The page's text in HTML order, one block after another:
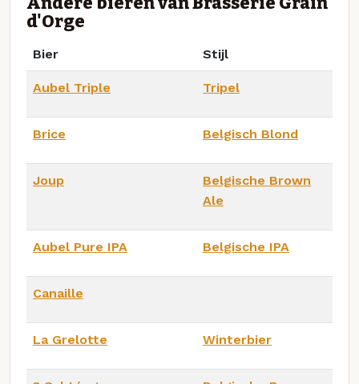
d'Orge
Bier Stijl
Aubel Triple Tripel
Brice Belgisch Blond
Joup
Belgische Brown
Ale
Aubel Pure IPA Belgische IPA
Canaille
La Grelotte Winterbier